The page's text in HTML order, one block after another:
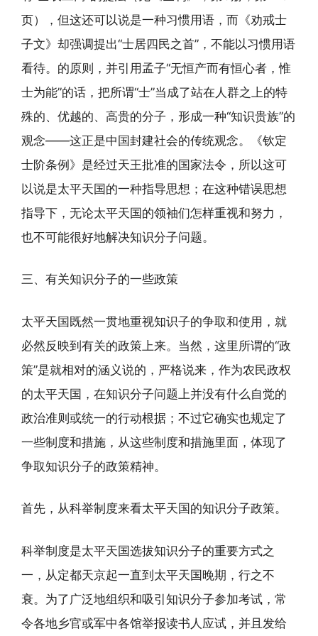
页），但这还可以说是一种习惯用语，而《劝戒士
子文》却强调提出“士居四民之首”，不能以习惯用语
看待。的原则，并引用孟子“无恒产而有恒心者，惟
士为能”的话，把所谓“士”当成了站在人群之上的特
殊的、优越的、高贵的分子，形成一种“知识贵族”的
观念——这正是中国封建社会的传统观念。《钦定
士阶条例》是经过天王批准的国家法令，所以这可
以说是太平天国的一种指导思想；在这种错误思想
指导下，无论太平天国的领袖们怎样重视和努力，
也不可能很好地解决知识分子问题。
三、有关知识分子的一些政策
太平天国既然一贯地重视知识子的争取和使用，就
必然反映到有关的政策上来。当然，这里所谓的“政
策”是就相对的涵义说的，严格说来，作为农民政权
的太平天国，在知识分子问题上并没有什么自觉的
政治准则或统一的行动根据；不过它确实也规定了
一些制度和措施，从这些制度和措施里面，体现了
争取知识分子的政策精神。
首先，从科举制度来看太平天国的知识分子政策。
科举制度是太平天国选拔知识分子的重要方式之
一，从定都天京起一直到太平天国晚期，行之不
衰。为了广泛地组织和吸引知识分子参加考试，常
令各地乡官或军中各馆举报读书人应试，并且发给